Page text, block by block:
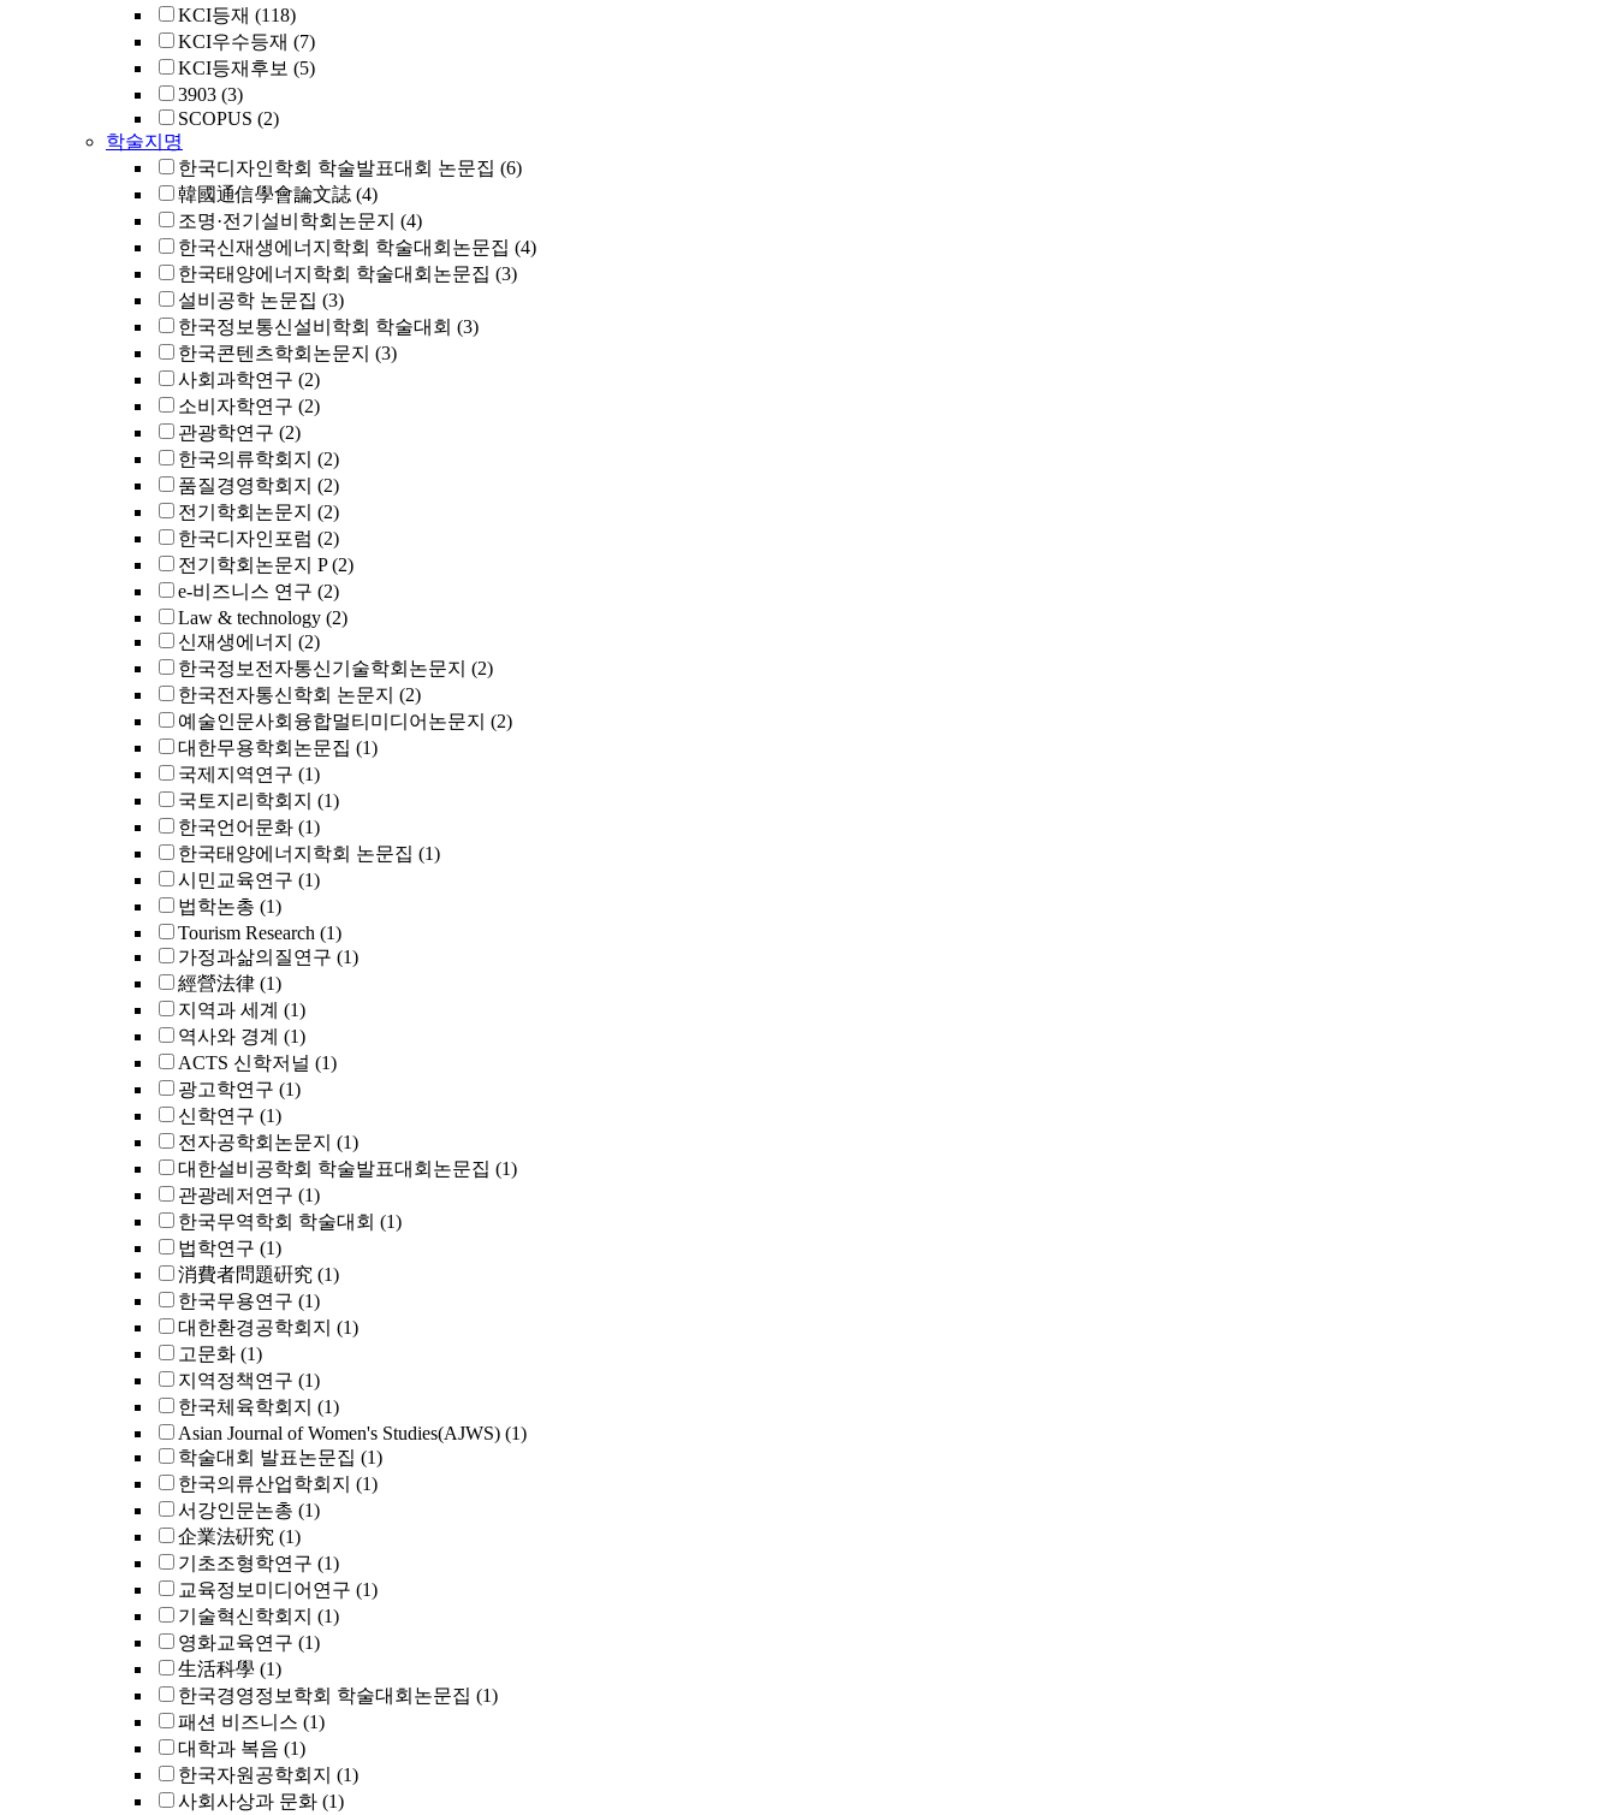
KCI등재 (118)
KCI우수등재 (7)
KCI등재후보 (5)
3903 (3)
SCOPUS (2)
학술지명
한국디자인학회 학술발표대회 논문집 (6)
韓國通信學會論文誌 (4)
조명·전기설비학회논문지 (4)
한국신재생에너지학회 학술대회논문집 (4)
한국태양에너지학회 학술대회논문집 (3)
설비공학 논문집 (3)
한국정보통신설비학회 학술대회 (3)
한국콘텐츠학회논문지 (3)
사회과학연구 (2)
소비자학연구 (2)
관광학연구 (2)
한국의류학회지 (2)
품질경영학회지 (2)
전기학회논문지 (2)
한국디자인포럼 (2)
전기학회논문지 P (2)
e-비즈니스 연구 (2)
Law & technology (2)
신재생에너지 (2)
한국정보전자통신기술학회논문지 (2)
한국전자통신학회 논문지 (2)
예술인문사회융합멀티미디어논문지 (2)
대한무용학회논문집 (1)
국제지역연구 (1)
국토지리학회지 (1)
한국언어문화 (1)
한국태양에너지학회 논문집 (1)
시민교육연구 (1)
법학논총 (1)
Tourism Research (1)
가정과삶의질연구 (1)
經營法律 (1)
지역과 세계 (1)
역사와 경계 (1)
ACTS 신학저널 (1)
광고학연구 (1)
신학연구 (1)
전자공학회논문지 (1)
대한설비공학회 학술발표대회논문집 (1)
관광레저연구 (1)
한국무역학회 학술대회 (1)
법학연구 (1)
消費者問題硏究 (1)
한국무용연구 (1)
대한환경공학회지 (1)
고문화 (1)
지역정책연구 (1)
한국체육학회지 (1)
Asian Journal of Women's Studies(AJWS) (1)
학술대회 발표논문집 (1)
한국의류산업학회지 (1)
서강인문논총 (1)
企業法硏究 (1)
기초조형학연구 (1)
교육정보미디어연구 (1)
기술혁신학회지 (1)
영화교육연구 (1)
生活科學 (1)
한국경영정보학회 학술대회논문집 (1)
패션 비즈니스 (1)
대학과 복음 (1)
한국자원공학회지 (1)
사회사상과 문화 (1)